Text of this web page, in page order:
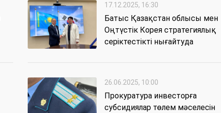
17.12.2025, 16:30
Батыс Қазақстан облысы мен
Оңтүстік Корея стратегиялық
серіктестікті нығайтуда
26.06.2025, 10:00
Прокуратура инвесторға
субсидиялар төлем мәселесін